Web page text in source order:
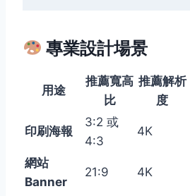
專業設計場景
用途
推薦寬高
比
推薦解析
度
印刷海報
3:2 或
4:3
4K
網站
Banner
21:9 4K